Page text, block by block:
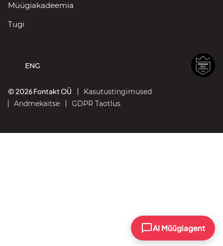
Müügiakadeemia
Tugi
ENG
© 2026 Fontakt OÜ
Kasutustingimused
Andmekaitse
GDPR Taotlus
AI Müügiagent